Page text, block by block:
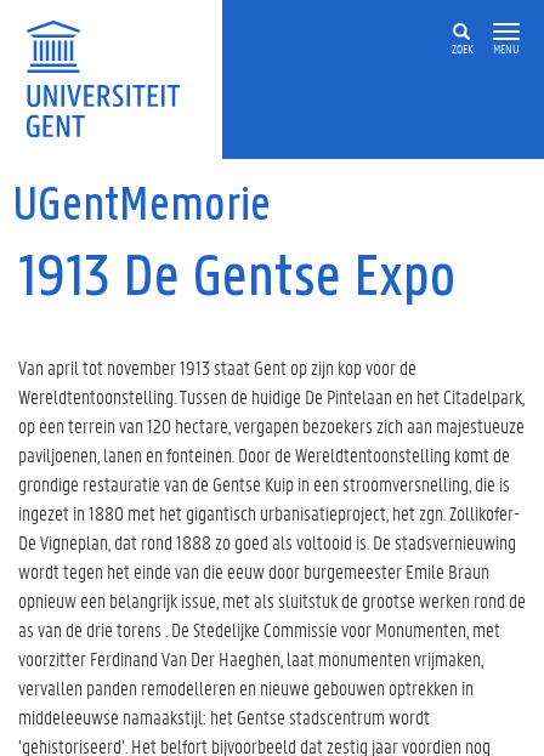
ZOEK MENU
UGentMemorie
1913 De Gentse Expo
Van april tot november 1913 staat Gent op zijn kop voor de
Wereldtentoonstelling. Tussen de huidige De Pintelaan en het Citadelpark,
op een terrein van 120 hectare, vergapen bezoekers zich aan majestueuze
paviljoenen, lanen en fonteinen. Door de Wereldtentoonstelling komt de
grondige restauratie van de Gentse Kuip in een stroomversnelling, die is
ingezet in 1880 met het gigantisch urbanisatieproject, het zgn. Zollikofer-
De Vigneplan, dat rond 1888 zo goed als voltooid is. De stadsvernieuwing
wordt tegen het einde van die eeuw door burgemeester Emile Braun
opnieuw een belangrijk issue, met als sluitstuk de grootse werken rond de
as van de drie torens . De Stedelijke Commissie voor Monumenten, met
voorzitter Ferdinand Van Der Haeghen, laat monumenten vrijmaken,
vervallen panden remodelleren en nieuwe gebouwen optrekken in
middeleeuwse namaakstijl: het Gentse stadscentrum wordt
‘gehistoriseerd’. Het belfort bijvoorbeeld dat zestig jaar voordien nog